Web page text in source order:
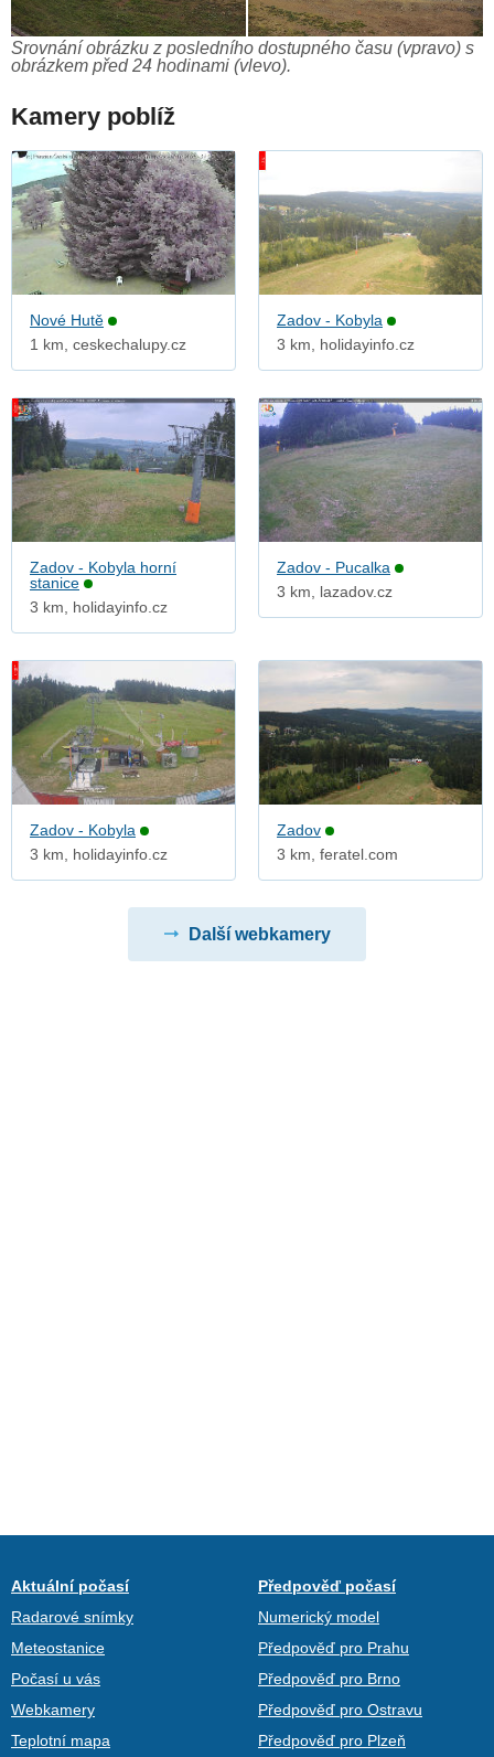
Srovnání obrázku z posledního dostupného času (vpravo) s
obrázkem před 24 hodinami (vlevo).
Kamery poblíž
Nové Hutě
1 km, ceskechalupy.cz
Zadov - Kobyla
3 km, holidayinfo.cz
Zadov - Kobyla horní
stanice
3 km, holidayinfo.cz
Zadov - Pucalka
3 km, lazadov.cz
Zadov - Kobyla
3 km, holidayinfo.cz
Zadov
3 km, feratel.com
Další webkamery
Aktuální počasí
Radarové snímky
Meteostanice
Počasí u vás
Webkamery
Teplotní mapa
Předpověď počasí
Numerický model
Předpověď pro Prahu
Předpověď pro Brno
Předpověď pro Ostravu
Předpověď pro Plzeň